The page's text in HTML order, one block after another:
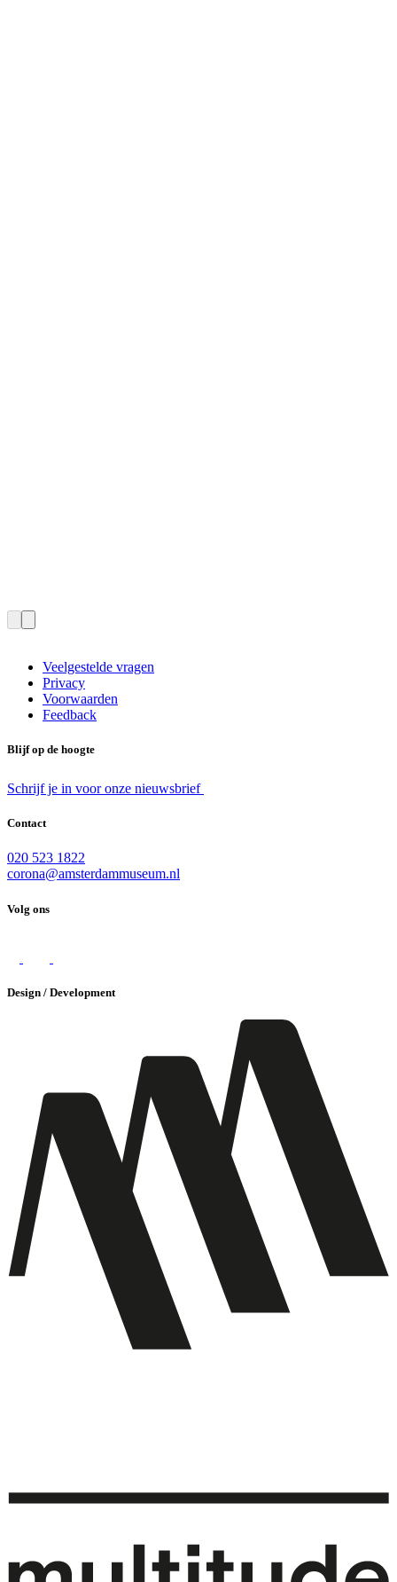
Veelgestelde vragen
Privacy
Voorwaarden
Feedback
Blijf op de hoogte
Schrijf je in voor onze nieuwsbrief
Contact
020 523 1822
corona@amsterdammuseum.nl
Volg ons
Design / Development